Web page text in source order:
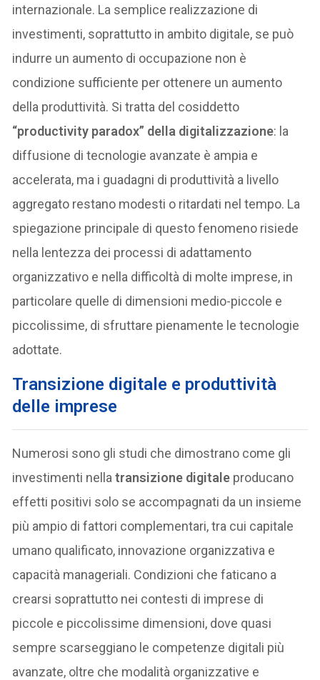
internazionale. La semplice realizzazione di
investimenti, soprattutto in ambito digitale, se può
indurre un aumento di occupazione non è
condizione sufficiente per ottenere un aumento
della produttività. Si tratta del cosiddetto
“productivity paradox” della digitalizzazione: la
diffusione di tecnologie avanzate è ampia e
accelerata, ma i guadagni di produttività a livello
aggregato restano modesti o ritardati nel tempo. La
spiegazione principale di questo fenomeno risiede
nella lentezza dei processi di adattamento
organizzativo e nella difficoltà di molte imprese, in
particolare quelle di dimensioni medio-piccole e
piccolissime, di sfruttare pienamente le tecnologie
adottate.
Transizione digitale e produttività
delle imprese
Numerosi sono gli studi che dimostrano come gli
investimenti nellatransizione digitale producano
effetti positivi solo se accompagnati da un insieme
più ampio di fattori complementari, tra cui capitale
umano qualificato, innovazione organizzativa e
capacità manageriali. Condizioni che faticano a
crearsi soprattutto nei contesti di imprese di
piccole e piccolissime dimensioni, dove quasi
sempre scarseggiano le competenze digitali più
avanzate, oltre che modalità organizzative e